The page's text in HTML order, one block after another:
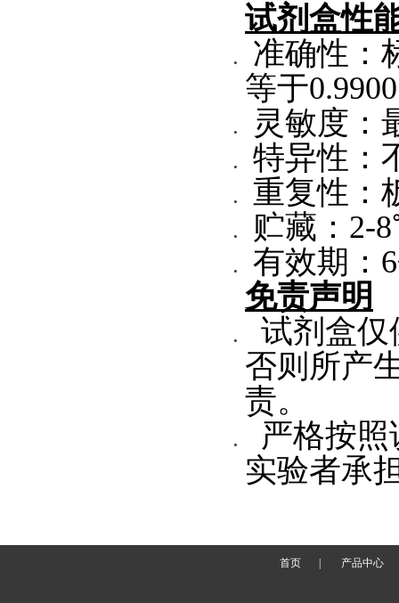
试剂盒性
准确性：
等于
灵敏度：
特异性：
重复性：
贮藏：2-
有效期：
免责声明
试剂盒仅
否则所产
责。
严格按
实验者承
首页 产品中心